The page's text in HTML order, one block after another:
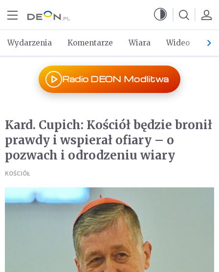
Wydarzenia Komentarze Wiara Wideo Po
Radio DEON Modlitwa
Kard. Cupich: Kościół będzie bronił
prawdy i wspierał ofiary – o
pozwach i odrodzeniu wiary
KOŚCIÓŁ